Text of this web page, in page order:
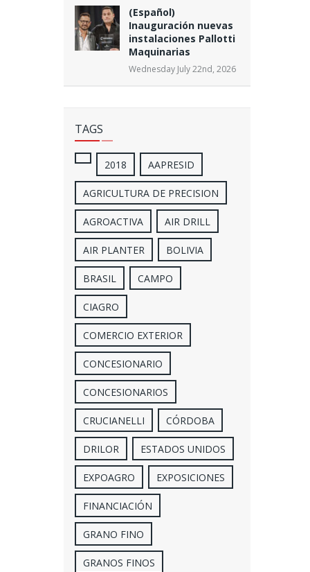
(Español)
Inauguración nuevas
instalaciones Pallotti
Maquinarias
Wednesday July 22nd, 2026
TAGS
2018 AAPRESID
AGRICULTURA DE PRECISION
AGROACTIVA AIR DRILL
AIR PLANTER BOLIVIA
BRASIL CAMPO
CIAGRO
COMERCIO EXTERIOR
CONCESIONARIO
CONCESIONARIOS
CRUCIANELLI CÓRDOBA
DRILOR ESTADOS UNIDOS
EXPOAGRO EXPOSICIONES
FINANCIACIÓN
GRANO FINO
GRANOS FINOS